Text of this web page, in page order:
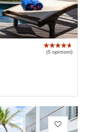
(5 opinioni)